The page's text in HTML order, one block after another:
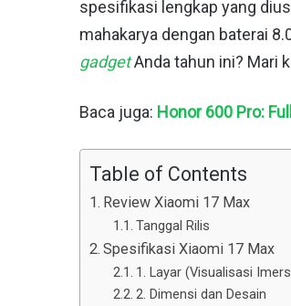
spesifikasi lengkap yang
mahakarya dengan baterai
gadgetAnda tahun ini? Mari
Baca juga: Honor 600 Pro:
Table of Contents
Review Xiaomi 17 Max
Tanggal Rilis
Spesifikasi Xiaomi 17 Max
1. Layar (Visualisasi
2. Dimensi dan Desain